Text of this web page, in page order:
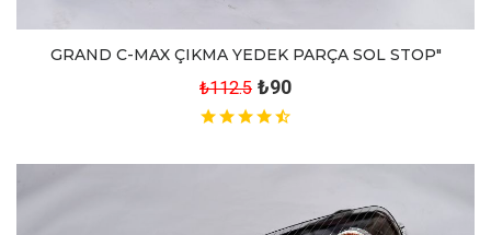
GRAND C-MAX ÇIKMA YEDEK PARÇA SOL STOP"
₺112.5 ₺90